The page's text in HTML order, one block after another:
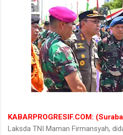
KABARPROGRESIF.COM:
Laksda TNI Maman Firmansyah,